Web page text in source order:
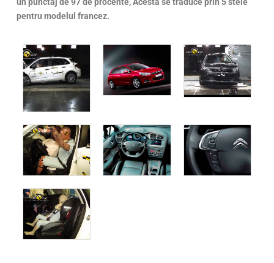
pentru modelul francez.